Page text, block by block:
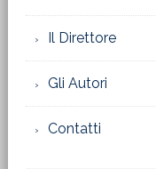
Il Direttore
Gli Autori
Contatti